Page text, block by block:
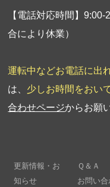
【電話対応時間】
合により休業）
運転中などお電話に出
は、 少しお時間をおい
合わせページからお願
更新情報・お
知らせ
Ｑ＆Ａ
お問い合